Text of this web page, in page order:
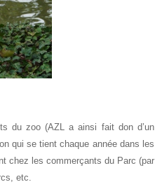
du zoo (AZL a ainsi fait don d’un
qui se tient chaque année dans les
chez les commerçants du Parc (par
etc.